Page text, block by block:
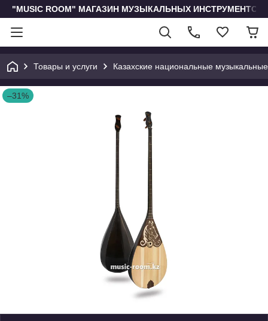
"MUSIC ROOM" МАГАЗИН МУЗЫКАЛЬНЫХ
Товары и услуги Казахские национальные
–31%